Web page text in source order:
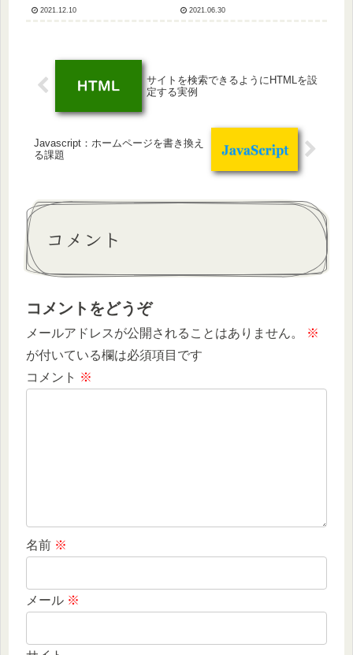
マホ等を考慮して）<meta
2021.12.10
<meta name="description"...
2021.06.30
サイトを検索できるようにHTMLを設
定する実例
Javascript：ホームページを書き換え
る課題
コメント
コメントをどうぞ
メールアドレスが公開されることはありません。
※
が付いている欄は必須項目です
コメント ※
名前 ※
メール ※